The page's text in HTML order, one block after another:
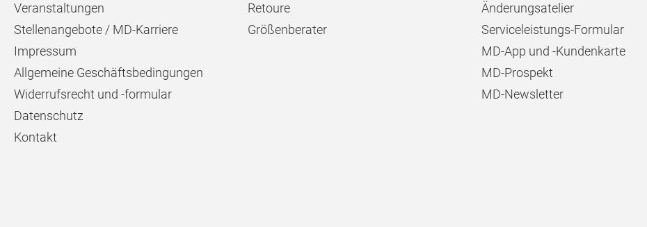
Veranstaltungen
Stellenangebote / MD-Karriere
Impressum
Allgemeine Geschäftsbedingungen
Widerrufsrecht und -formular
Datenschutz
Kontakt
Retoure
Größenberater
Änderungsatelier
Serviceleistungs-Formular
MD-App und -Kundenkarte
MD-Prospekt
MD-Newsletter